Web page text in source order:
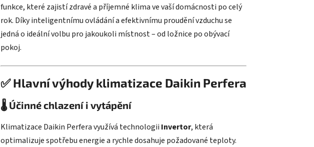
funkce, které zajistí zdravé a příjemné klima ve vaší domácnosti po celý
rok. Díky inteligentnímu ovládání a efektivnímu proudění vzduchu se
jedná o ideální volbu pro jakoukoli místnost – od ložnice po obývací
pokoj.
✅Hlavní výhody klimatizace Daikin Perfera
🌡️Účinné chlazení i vytápění
Klimatizace Daikin Perfera využívá technologii Invertor, která
optimalizuje spotřebu energie a rychle dosahuje požadované teploty.